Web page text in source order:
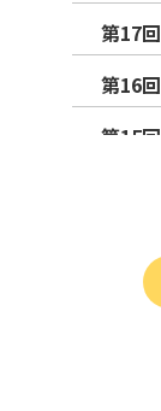
第17回
第16回
第15回
第12回